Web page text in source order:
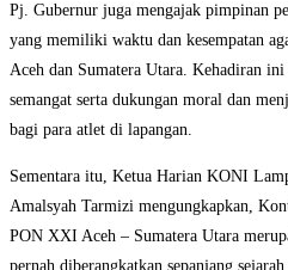
Pj. Gubernur juga mengajak pimpinan
yang memiliki waktu dan kesempatan
Aceh dan Sumatera Utara. Kehadiran
semangat serta dukungan moral dan
bagi para atlet di lapangan.
Sementara itu, Ketua Harian KONI
Amalsyah Tarmizi mengungkapkan,
PON XXI Aceh – Sumatera Utara
pernah diberangkatkan sepanjang